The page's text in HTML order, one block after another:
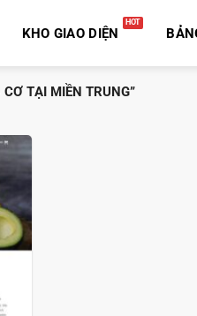
KHO GIAO DIỆN
TẠI MIỀN TRUNG”